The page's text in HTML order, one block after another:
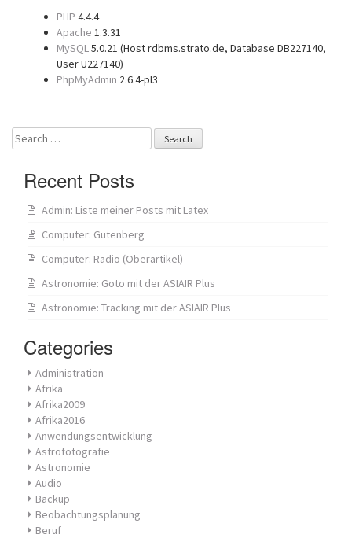
PHP 4.4.4
Apache 1.3.31
MySQL5.0.21 (Host rdbms.strato.de, Database DB227140,
User U227140)
PhpMyAdmin 2.6.4-pl3
Search
for:
Recent Posts
Admin: Liste meiner Posts mit Latex
Computer: Gutenberg
Computer: Radio (Oberartikel)
Astronomie: Goto mit der ASIAIR Plus
Astronomie: Tracking mit der ASIAIR Plus
Categories
Administration
Afrika
Afrika2009
Afrika2016
Anwendungsentwicklung
Astrofotografie
Astronomie
Audio
Backup
Beobachtungsplanung
Beruf